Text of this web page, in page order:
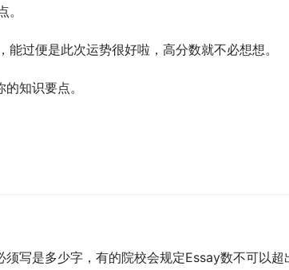
过便是此次运势很好啦，高分数就不必想想。
知识要点。
写是多少字，有的院校会规定Essay数不可以超